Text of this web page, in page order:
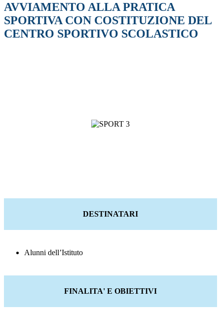
AVVIAMENTO ALLA PRATICA
SPORTIVA CON COSTITUZIONE DEL
CENTRO SPORTIVO SCOLASTICO
DESTINATARI
Alunni dell’Istituto
FINALITA' E OBIETTIVI